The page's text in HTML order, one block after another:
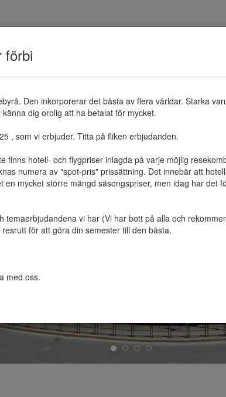
förbi
Den inkorporerar det bästa av flera världar. Starka
dig orolig att ha betalat för mycket.
, som vi erbjuder. Titta på fliken erbjudanden.
finns hotell- och flygpriser inlagda på varje möjlig
numera av "spot-pris" prissättning. Det innebär att
en mycket större mängd säsongspriser, men idag har det
temaerbjudandena vi har (Vi har bott på alla och
för att göra din semester till den bästa.
med oss.